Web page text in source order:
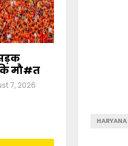
मौ#त
7, 2026